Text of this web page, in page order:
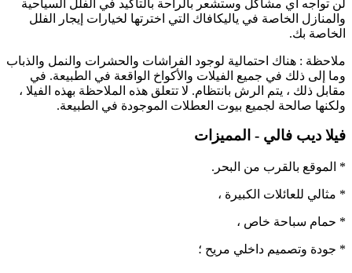
لن تواجه أي مشاكل وستشعر بالراحة بالتأكيد في الفلل السياحية
والمنازل الخاصة في ياليكافاك التي اخترتها لخيارات إيجار الفلل
الخاصة بك.
ملاحظة : هناك احتمالية لوجود الفراشات والحشرات والنمل والذباب
وما إلى ذلك في جميع الفيلات والأكواخ الواقعة في الطبيعة. في
مقابل ذلك ، يتم الرش بانتظام. لا تتعلق هذه الملاحظة بهذه الفيلا ،
ولكنها صالحة لجميع بيوت العطلات الموجودة في الطبيعة.
فيلا ديب فالي - المميزات
* الموقع بالقرب من البحر.
* مثالي للعائلات الكبيرة ،
* حمام سباحة خاص ،
* جودة وتصميم داخلي مريح ؛